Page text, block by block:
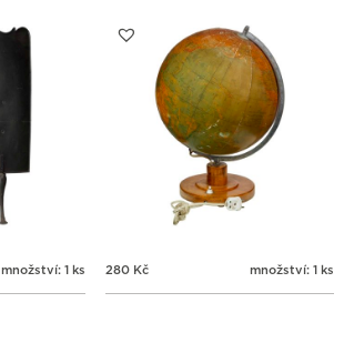
množství: 1 ks 280 Kč množství: 1 ks